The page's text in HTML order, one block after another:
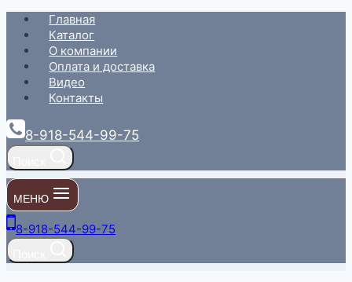
Перейти
содержимому
Главная
Каталог
О компании
Оплата и доставка
Видео
Контакты
8-918-544-99-75
МЕНЮ
8-918-544-99-75